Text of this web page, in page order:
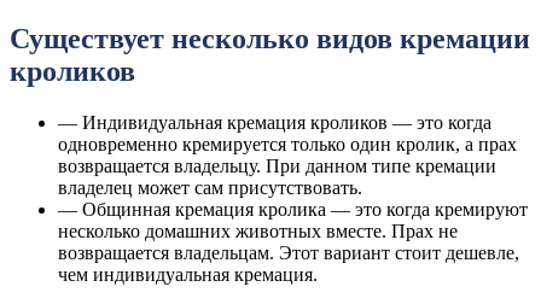
Существует несколько видов кремации
кроликов
— Индивидуальная кремация кроликов — это когда
одновременно кремируется только один кролик, а прах
возвращается владельцу. При данном типе кремации
владелец может сам присутствовать.
— Общинная кремация кролика — это когда кремируют
несколько домашних животных вместе. Прах не
возвращается владельцам. Этот вариант стоит дешевле,
чем индивидуальная кремация.